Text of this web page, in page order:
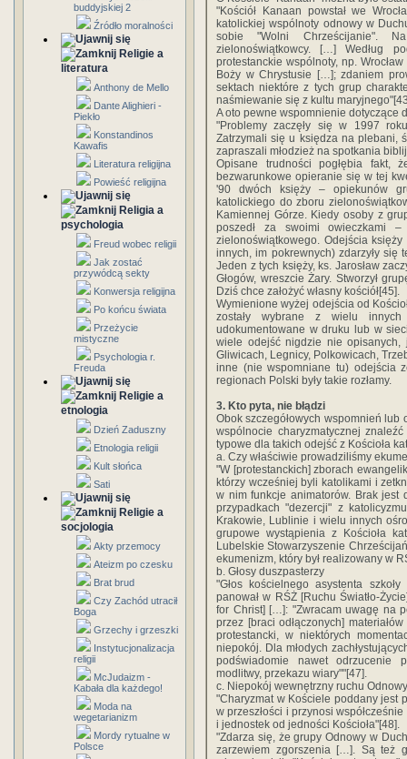
buddyjskiej 2
Źródło moralności
Religie a
literatura
Anthony de Mello
Dante Alighieri -
Piekło
Konstandinos
Kawafis
Literatura religijna
Powieść religijna
Religia a
psychologia
Freud wobec religii
Jak zostać
przywódcą sekty
Konwersja religijna
Po końcu świata
Przeżycie
mistyczne
Psychologia r.
Freuda
Religie a
etnologia
Dzień Zaduszny
Etnologia religii
Kult słońca
Sati
Religie a
socjologia
Akty przemocy
Ateizm po czesku
Brat brud
Czy Zachód utracił
Boga
Grzechy i grzeszki
Instytucjonalizacja
religii
McJudaizm -
Kabała dla każdego!
Moda na
wegetarianizm
Mordy rytualne w
Polsce
"Kościół Kanaan powstał we
katolickiej wspólnoty odnowy w
sobie "Wolni Chrześcijanie".
zielonoświątkowcy. […] Według
protestanckie wspólnoty, np.
Boży w Chrystusie […]; zdaniem
sektach niektóre z tych grup
naśmiewanie się z kultu
A oto pewne wspomnienie dotyczące
"Problemy zaczęły się w 1997
Zatrzymali się u księdza na plebani,
zapraszali młodzież na spotkania
Opisane trudności pogłębia fakt,
bezwarunkowe opieranie się w tej
'90 dwóch księży – opiekunów
katolickiego do zboru
Kamiennej Górze. Kiedy osoby z
poszedł za swoimi owieczkami
zielonoświątkowego. Odejścia
innych, im pokrewnych) zdarzyły
Jeden z tych księży, ks. Jarosław
Głogów, wreszcie Żary. Stworzył
Dziś chce założyć własny kościół[45].
Wymienione wyżej odejścia od
zostały wybrane z wielu
udokumentowane w druku lub w
wiele odejść nigdzie nie
Gliwicach, Legnicy, Polkowicach,
inne (nie wspomniane tu) odejścia
regionach Polski były takie rozłamy.
3. Kto pyta, nie błądzi
Obok szczegółowych wspomnień lub
wspólnocie charyzmatycznej
typowe dla takich odejść z Kościoła
a. Czy właściwie prowadziliśmy
"W [protestanckich] zborach
którzy wcześniej byli katolikami i
w nim funkcje animatorów. Brak jest
przypadkach "dezercji" z
Krakowie, Lublinie i wielu innych
grupowe wystąpienia z Kościoła
Lubelskie Stowarzyszenie
ekumenizm, który był realizowany w
b. Głosy duszpasterzy
"Głos kościelnego asystenta
panował w RŚŻ [Ruchu Światło-
for Christ] […]: "Zwracam uwagę na
przez [braci odłączonych]
protestancki, w niektórych
niepokój. Dla młodych
podświadomie nawet odrzucenie
modlitwy, przekazu wiary""[47].
c. Niepokój wewnętrzny ruchu
"Charyzmat w Kościele poddany jest
w przeszłości i przynosi
i jednostek od jedności Kościoła"[48].
"Zdarza się, że grupy Odnowy w
zarzewiem zgorszenia […]. Są też